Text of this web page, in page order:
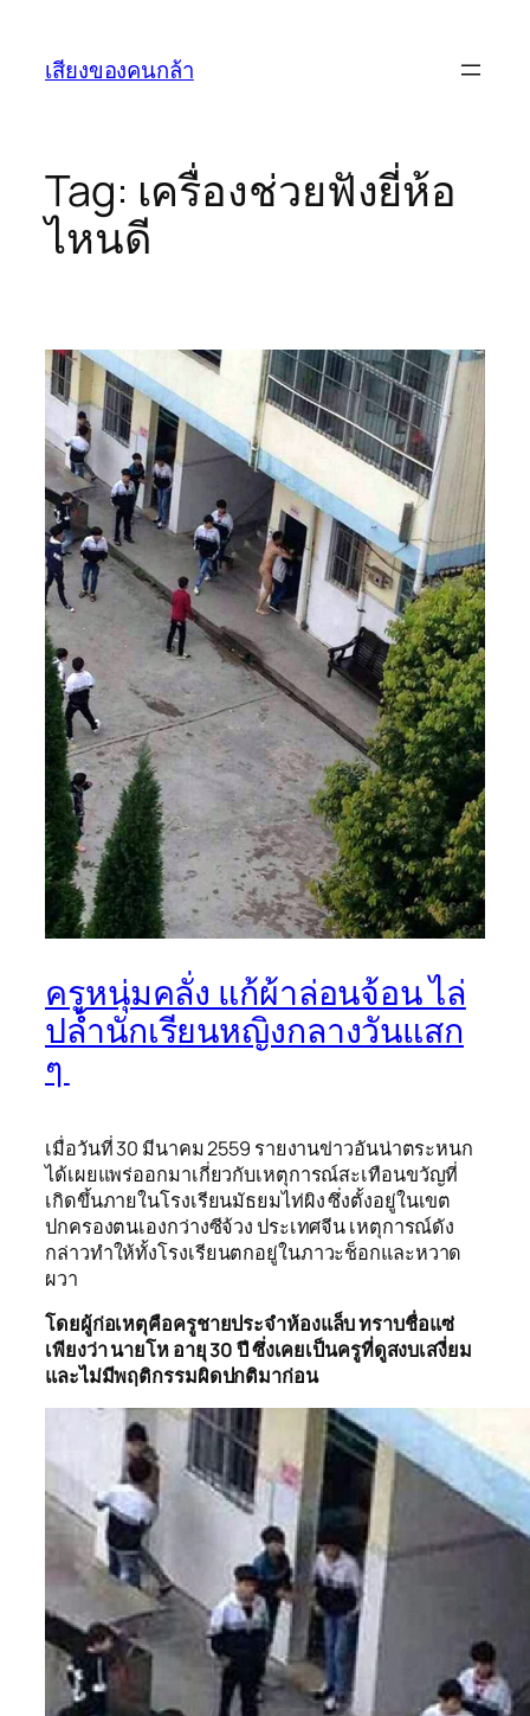
content
เสียงของคนกล้า
Tag: เครื่องช่วยฟังยี่ห้อ
ไหนดี
ครูหนุ่มคลั่ง แก้ผ้าล่อนจ้อน ไล่
ปล้ำนักเรียนหญิงกลางวันแสก
ๆ
เมื่อวันที่ 30 มีนาคม 2559 รายงานข่าวอันน่าตระหนก
ได้เผยแพร่ออกมาเกี่ยวกับเหตุการณ์สะเทือนขวัญที่
เกิดขึ้นภายในโรงเรียนมัธยมไท่ผิง ซึ่งตั้งอยู่ในเขต
ปกครองตนเองกว่างซีจ้วง ประเทศจีน เหตุการณ์ดัง
กล่าวทำให้ทั้งโรงเรียนตกอยู่ในภาวะช็อกและหวาด
ผวา
โดยผู้ก่อเหตุคือครูชายประจำห้องแล็บ ทราบชื่อแซ่
เพียงว่า นายโห อายุ 30 ปี ซึ่งเคยเป็นครูที่ดูสงบเสงี่ยม
และไม่มีพฤติกรรมผิดปกติมาก่อน